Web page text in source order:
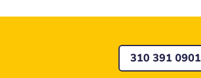
310 391 0901